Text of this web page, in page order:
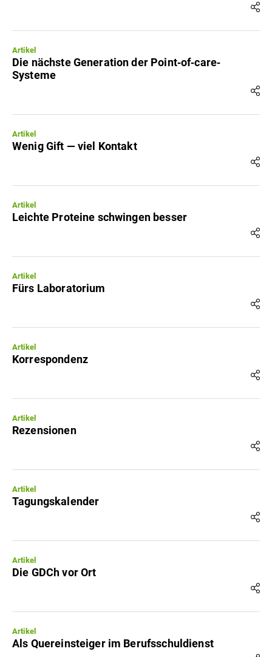
Artikel
Die nächste Generation der Point‐of‐care‐
Systeme
Artikel
Wenig Gift — viel Kontakt
Artikel
Leichte Proteine schwingen besser
Artikel
Fürs Laboratorium
Artikel
Korrespondenz
Artikel
Rezensionen
Artikel
Tagungskalender
Artikel
Die GDCh vor Ort
Artikel
Als Quereinsteiger im Berufsschuldienst